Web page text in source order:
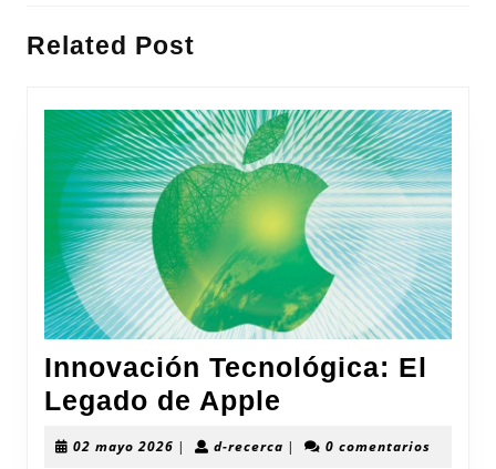
anterior:
Related Post
Innovación Tecnológica: El
Legado de Apple
Tecnológica:
02 mayo 2026 02| d-recercad-| 0 comentarios